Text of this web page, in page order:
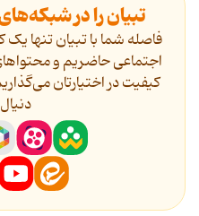
تبیان را در
فاصله شما با تبیان تنها
اجتماعی حاضریم و
کیفیت در اختیارتان